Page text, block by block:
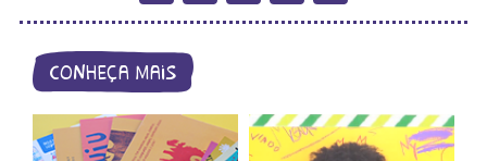
conheça mais